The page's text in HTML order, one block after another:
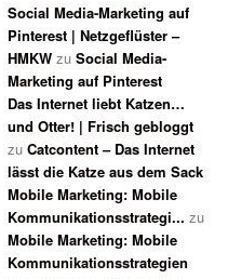
Social Media-Marketing auf
Pinterest | Netzgeflüster –
HMKW zu Social Media-
Marketing auf Pinterest
Das Internet liebt Katzen…
und Otter! | Frisch gebloggt
zu Catcontent – Das Internet
lässt die Katze aus dem Sack
Mobile Marketing: Mobile
Kommunikationsstrategi... zu
Mobile Marketing: Mobile
Kommunikationsstrategien